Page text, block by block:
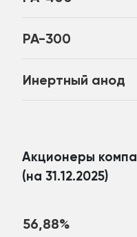
РА-300
Инертный анод
Акционеры
(на 31.12.2025)
56,88%